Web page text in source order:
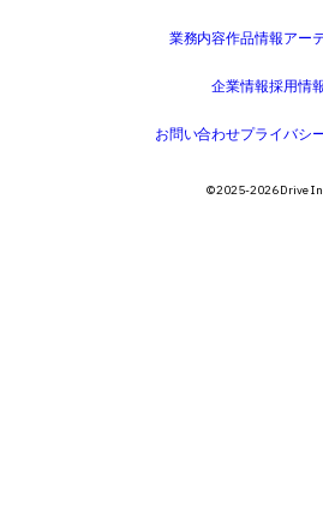
業務内容作品情報アー
企業情報採用情
お問い合わせプライバシ
©️ 2025-2026 Drive